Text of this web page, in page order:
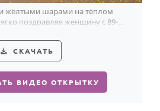
жёлтыми шарами на тёплом
поздравляя женщину с 89-
СКАЧАТЬ
ВИДЕО ОТКРЫТКУ